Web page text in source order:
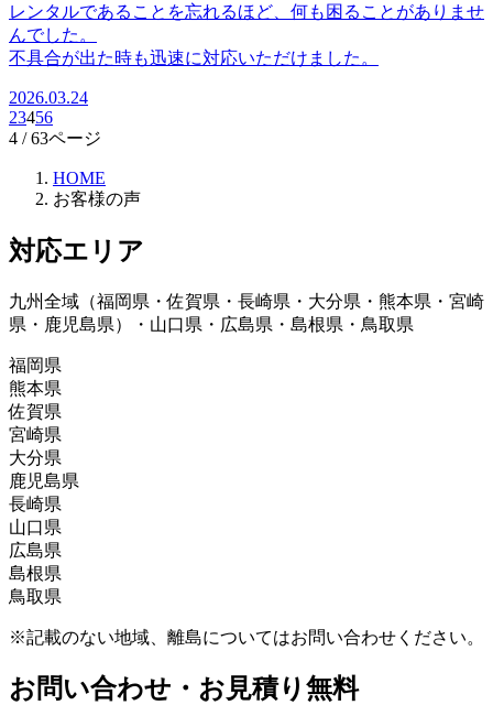
レンタルであることを忘れるほど、何も困ることがありませ
んでした。
不具合が出た時も迅速に対応いただけました。
2026.03.24
23456
4 / 63ページ
HOME
お客様の声
対応エリア
九州全域（福岡県・佐賀県・長崎県・大分県・熊本県・宮崎
県・鹿児島県）・山口県・広島県・島根県・鳥取県
福岡県
朝倉郡、朝倉市、飯塚市、糸島市、うきは市、大川
市、大野城市、大牟田市、小郡市、遠賀郡、春日市、
糟屋郡、嘉穂郡、嘉麻市、北九州市、鞍手郡、久留米
市、古賀市、田川郡、田川市、太宰府市、筑後市、筑
紫野市、築上郡、那珂川市、中間市、直方市、福岡
市、福津市、豊前市、三井郡、三潴郡、京都郡、みや
ま市、宮若市、宗像市、柳川市、八女郡、八女市、行
橋市
熊本県
葦北郡、阿蘇郡、阿蘇市、天草郡、天草市、荒尾市、
宇城市、宇土市、上天草市、上益城郡、菊池郡、菊池
市、球磨郡、熊本市、合志郡、下益城郡、玉名郡、玉
名市、人吉市、水俣市、八代郡、八代市、山鹿市
佐賀県
伊万里市、嬉野市、小城市、鹿島市、唐津市、神埼
郡、神埼市、杵島郡、佐賀市、多久市、武雄市、鳥栖
市、西松浦郡、東松浦郡、藤津郡、三養基郡
宮崎県
えびの市、北諸県郡、串間市、小林市、児湯郡、西都
市、西臼杵郡、西諸県郡、日南市、延岡市、東臼杵
郡、東諸県郡、日向市、南那珂郡、都城市、宮崎郡、
宮崎市
大分県
宇佐市、臼杵市、大分市、杵築市、玖珠郡、国東市、
佐伯市、竹田市、津久見市、中津市、速見郡、日田
市、豊後大野市、豊後高田市、別府市、由布市
鹿児島県
姶良郡、姶良市、阿久根市、伊佐郡、伊佐市、出水
郡、出水市、いちき串木野市、指宿郡、指宿市、大口
市、鹿児島郡、鹿児島市、加世田市、鹿屋市、肝属
郡、霧島市、串木野市、国分市、薩摩郡、薩摩川内
市、志布志市、川内市、曽於郡、曽於市、垂水市、日
長崎県
諫早市、雲仙市、大村市、北松浦郡、五島市、西海
市、佐世保市、島原市、長崎市、西彼杵郡、東彼杵
郡、平戸市、松浦市、南島原市、南松浦郡
山口県
阿武郡、岩国市、宇部市、大島郡、玖珂郡、下松市、
熊毛郡、山陽小野田市、下関市、周南市、長門市、萩
市、光市、防府市、美祢市、柳井市、山口市
広島県
安芸郡、江田島市、大竹市、尾道市、呉市、庄原市、
神石郡、世羅郡、竹原市、豊田郡、廿日市市、東広島
郡
島根県
飯石郡、出雲市、雲南市、大田市、邑智郡、隠岐郡、
安来市
鳥取県
日野郡、八頭郡、米子市
※記載のない地域、離島についてはお問い合わせください。
お問い合わせ・お見積り無料